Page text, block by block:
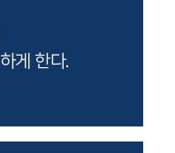
게 한다.